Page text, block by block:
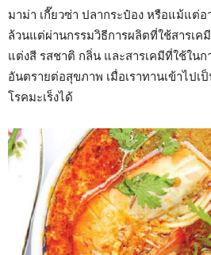
มาม่า เกี๊ยวซ่า ปลากระป๋อง หรือแม้แต่
ล้วนแต่ผ่านกรรมวิธีการผลิตที่ใช้สารเค
แต่งสี รสชาติ กลิ่น และสารเคมีที่ใช้ในก
อันตรายต่อสุขภาพ เมื่อเราทานเข้าไปเ
โรคมะเร็งได้